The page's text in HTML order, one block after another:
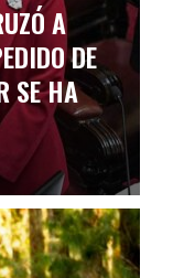
A
DE
SE HA